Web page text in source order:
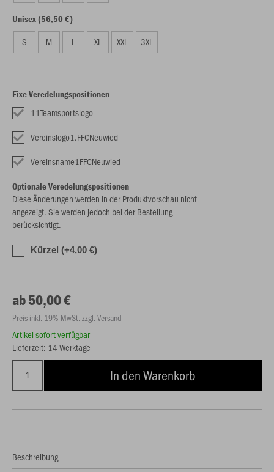
Unisex (56,50 €)
S M L XL XXL 3XL
Fixe Veredelungspositionen
11Teamsportslogo
Vereinslogo1.FFCNeuwied
Vereinsname1FFCNeuwied
Optionale Veredelungspositionen
Diese Änderungen werden in der Produktvorschau nicht
angezeigt. Sie werden jedoch bei der Bestellung
berücksichtigt.
Kürzel (+4,00 €)
ab 50,00 €
Preis inkl. 19% MwSt. zzgl. Versand
Artikel sofort verfügbar
Lieferzeit: 14 Werktage
In den Warenkorb
Beschreibung